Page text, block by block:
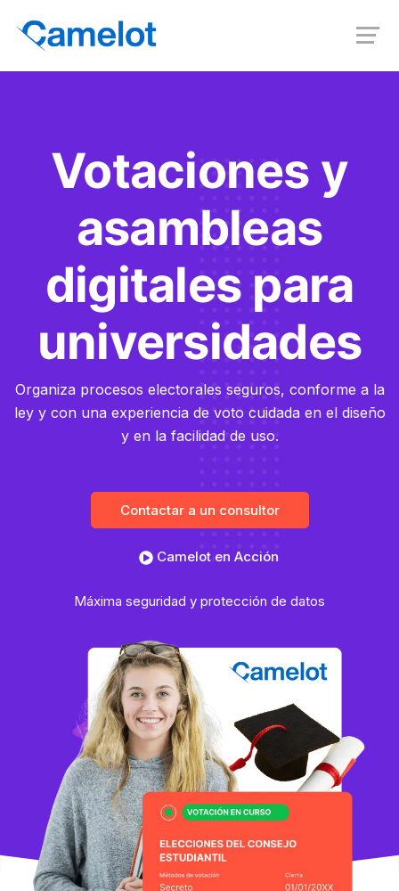
Votaciones y
asambleas
digitales para
universidades
Organiza procesos electorales seguros, conforme a la
ley y con una experiencia de voto cuidada en el diseño
y en la facilidad de uso.
Contactar a un consultor
Camelot en Acción
Máxima seguridad y protección de datos